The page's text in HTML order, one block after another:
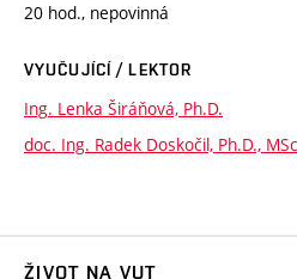
20 hod., nepovinná
VYUČUJÍCÍ / LEKTOR
Ing. Lenka Širáňová, Ph.D.
doc. Ing. Radek Doskočil, Ph.D., MSc
ŽIVOT NA VUT